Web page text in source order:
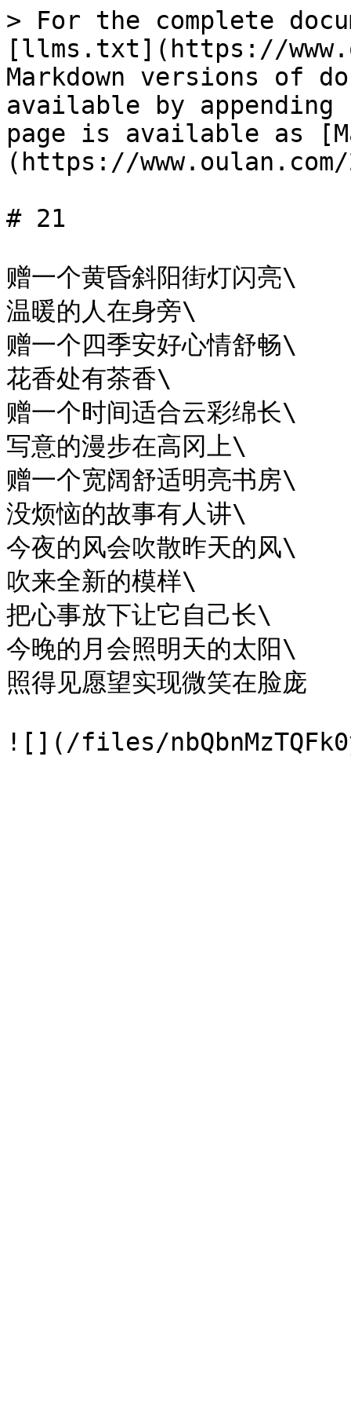
> For the complete
[llms.txt](https://
Markdown versions of
available by
page is available as
(https://
# 21
赠一个黄昏斜阳街灯闪亮\
温暖的人在身旁\
赠一个四季安好心情舒畅\
花香处有茶香\
赠一个时间适合云彩绵长\
写意的漫步在高冈上\
赠一个宽阔舒适明亮书房\
没烦恼的故事有人讲\
今夜的风会吹散昨天的风\
吹来全新的模样\
把心事放下让它自己长\
今晚的月会照明天的太阳\
照得见愿望实现微笑在脸庞